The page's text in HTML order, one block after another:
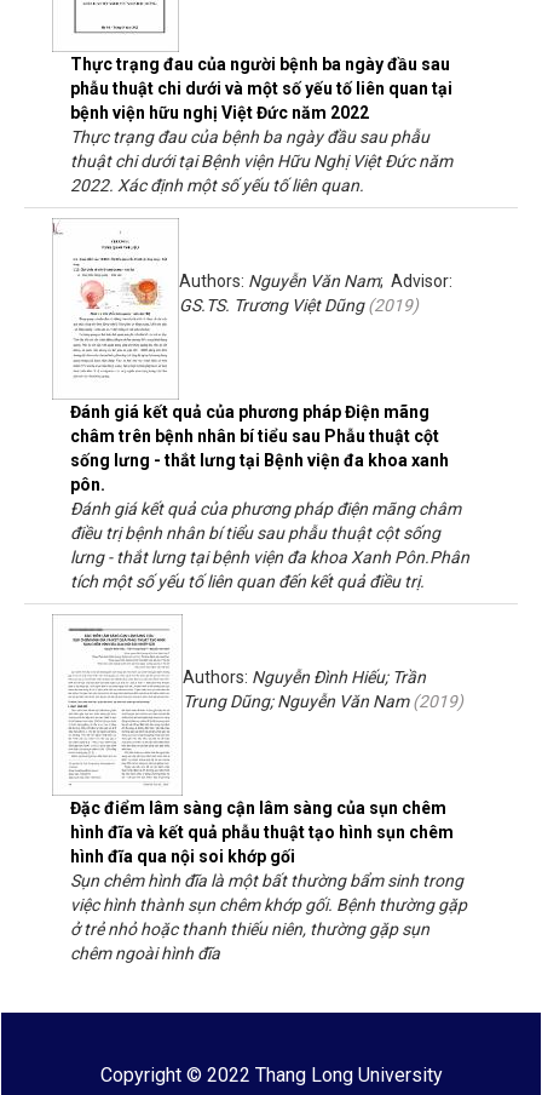
Thực trạng đau của người bệnh ba ngày đầu sau
phẫu thuật chi dưới và một số yếu tố liên quan tại
bệnh viện hữu nghị Việt Đức năm 2022
Thực trạng đau của bệnh ba ngày đầu sau phẫu
thuật chi dưới tại Bệnh viện Hữu Nghị Việt Đức năm
2022. Xác định một số yếu tố liên quan.
Đánh giá kết quả của phương pháp Điện mãng
châm trên bệnh nhân bí tiểu sau Phẫu thuật cột
sống lưng - thắt lưng tại Bệnh viện đa khoa xanh
pôn.
Authors: Nguyễn Văn Nam; Advisor:
GS.TS. Trương Việt Dũng(2019)
Đánh giá kết quả của phương pháp điện mãng châm
điều trị bệnh nhân bí tiểu sau phẫu thuật cột sống
lưng - thắt lưng tại bệnh viện đa khoa Xanh Pôn.Phân
tích một số yếu tố liên quan đến kết quả điều trị.
Đặc điểm lâm sàng cận lâm sàng của sụn chêm
hình đĩa và kết quả phẫu thuật tạo hình sụn chêm
hình đĩa qua nội soi khớp gối
Authors: Nguyễn Đình Hiếu; Trần
Trung Dũng; Nguyễn Văn Nam(2019)
Sụn chêm hình đĩa là một bất thường bẩm sinh trong
việc hình thành sụn chêm khớp gối. Bệnh thường gặp
ở trẻ nhỏ hoặc thanh thiếu niên, thường gặp sụn
chêm ngoài hình đĩa
Copyright © 2022 Thang Long University